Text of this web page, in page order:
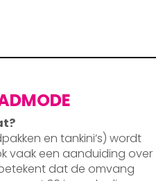
en tankini’s) wordt
vaak een aanduiding over
dat de omvang